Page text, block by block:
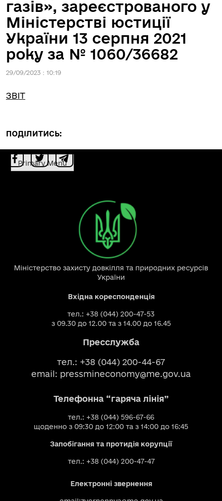
газів», зареєстрованого у
Міністерстві юстиції
України 13 серпня 2021
року за № 1060/36682
29/09/2023 : 10:19
ЗВІТ
ПОДІЛИТИСЬ:
Primary Menu
Міністерство захисту довкілля та природних ресурсів
України
Вхідна кореспонденція
тел.: +38 (044) 200-47-53
з 09.30 до 12.00 та з 14.00 до 16.45
Пресслужба
тел.: +38 (044) 200-44-67
email: pressmineconomy@me.gov.ua
Телефонна “гаряча лінія”
тел.: +38 (044) 596-67-66
щоденно з 09:30 до 12:00 та з 14:00 до 16:45
Запобігання та протидія корупції
тел.: +38 (044) 200-47-47
Електронні звернення